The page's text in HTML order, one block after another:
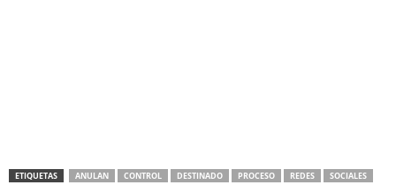
ETIQUETAS ANULAN CONTROL DESTINADO PROCESO REDES SOCIALES